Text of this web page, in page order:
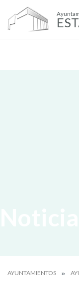
AYUNTAMIENTOS